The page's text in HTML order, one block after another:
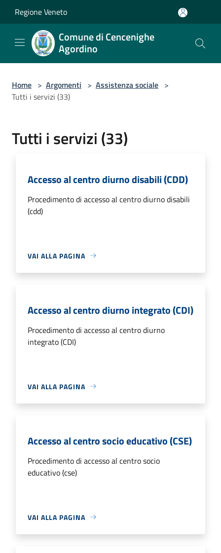
Regione Veneto
Comune di Cencenighe
Agordino
Home > Argomenti > Assistenza sociale >
Tutti i servizi (33)
Tutti i servizi (33)
Accesso al centro diurno disabili (CDD)
Procedimento di accesso al centro diurno disabili
(cdd)
VAI ALLA PAGINA
Accesso al centro diurno integrato (CDI)
Procedimento di accesso al centro diurno
integrato (CDI)
VAI ALLA PAGINA
Accesso al centro socio educativo (CSE)
Procedimento di accesso al centro socio
educativo (cse)
VAI ALLA PAGINA